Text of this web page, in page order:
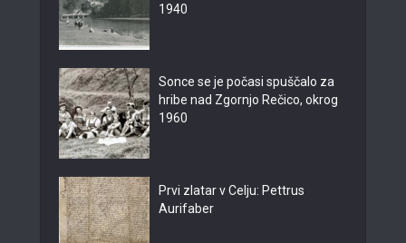
1940
Sonce se je počasi spuščalo za
hribe nad Zgornjo Rečico, okrog
1960
Prvi zlatar v Celju: Pettrus
Aurifaber